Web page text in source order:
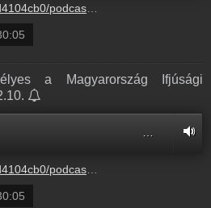
11-10%2F414107676-44100-2-d9f574a5c87fe.m4a
a Magyarország Ifjúsági
11-10%2F414107676-44100-2-d9f574a5c87fe.m4a